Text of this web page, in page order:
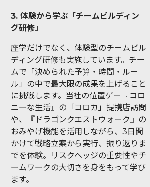
3. 体験から学ぶ「チームビルディン
グ研修」
座学だけでなく、体験型のチームビル
ディング研修も実施しています。チー
ムで「決められた予算・時間・ルー
ル」の中で最大限の成果を上げること
に挑戦します。当社の位置ゲー『コロ
ニーな生活』の「コロカ」提携店訪問
や、『ドラゴンクエストウォーク』の
おみやげ機能を活用しながら、3日間
かけて戦略立案から実行、振り返りま
でを体験。リスクヘッジの重要性やチ
ームワークの大切さを身をもって学び
ます。